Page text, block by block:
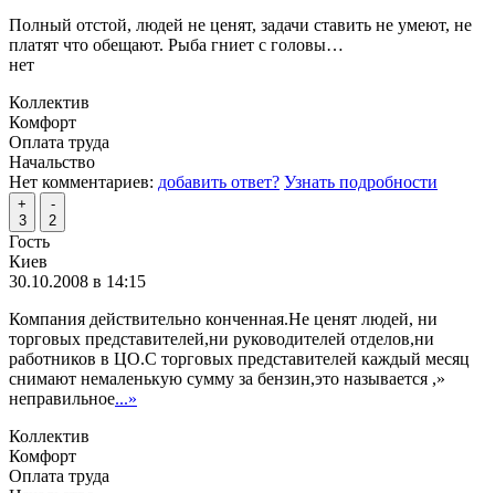
Полный отстой, людей не ценят, задачи ставить не умеют, не
платят что обещают. Рыба гниет с головы…
нет
Коллектив
Комфорт
Оплата труда
Начальство
Нет комментариев: добавить ответ? Узнать подробности
+
3
-
2
Гость
Киев
30.10.2008 в 14:15
Компания действительно конченная.Не ценят людей, ни
торговых представителей,ни руководителей отделов,ни
работников в ЦО.С торговых представителей каждый месяц
снимают немаленькую сумму за бензин,это называется ,»
неправильное...»
Коллектив
Комфорт
Оплата труда